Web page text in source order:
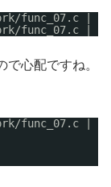
func_07.c |
func_07.c |
心配ですね。
func_07.c |